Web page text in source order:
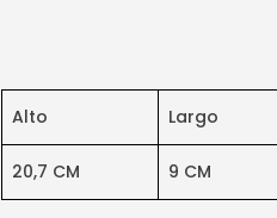
Alto Largo
20,7 CM 9 CM